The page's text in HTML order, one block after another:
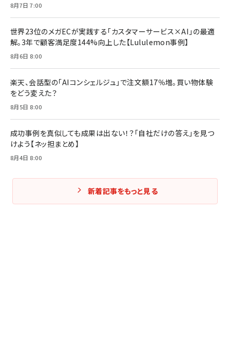
￥2,200
￥1,980
Amazonランキングをもっと見る
8月7日 7:00
世界23位のメガECが実践する「カスタマーサービス×AI」の最適
解。3年で顧客満足度144%向上した【Lululemon事例】
8月6日 8:00
楽天、会話型の「AIコンシェルジュ」で注文額17％増。買い物体験
をどう変えた？
8月5日 8:00
成功事例を真似しても成果は出ない！？「自社だけの答え」を見つ
けよう【ネッ担まとめ】
8月4日 8:00
新着記事をもっと見る